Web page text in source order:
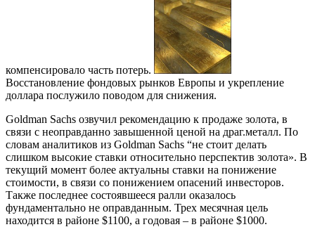
компенсировало часть потерь.
Восстановление фондовых рынков Европы и укрепление
доллара послужило поводом для снижения.
Goldman Sachs озвучил рекомендацию к продаже золота, в
связи с неоправданно завышенной ценой на драг.металл. По
словам аналитиков из Goldman Sachs “не стоит делать
слишком высокие ставки относительно перспектив золота». В
текущий момент более актуальны ставки на понижение
стоимости, в связи со понижением опасений инвесторов.
Также последнее состоявшееся ралли оказалось
фундаментально не оправданным. Трех месячная цель
находится в районе $1100, а годовая – в районе $1000.